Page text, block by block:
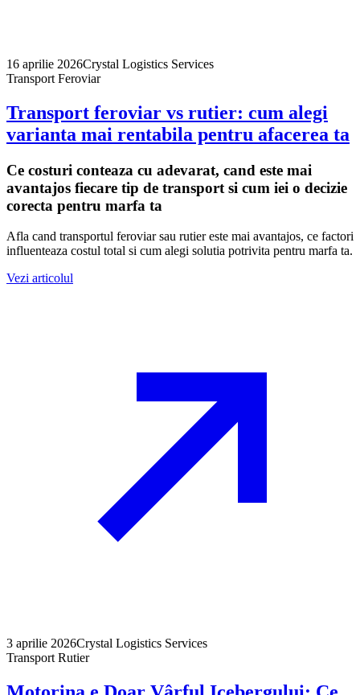
16 aprilie 2026Crystal Logistics Services
Transport Feroviar
Transport feroviar vs rutier: cum alegi
varianta mai rentabila pentru afacerea ta
Ce costuri conteaza cu adevarat, cand este mai
avantajos fiecare tip de transport si cum iei o decizie
corecta pentru marfa ta
Afla cand transportul feroviar sau rutier este mai avantajos, ce factori
influenteaza costul total si cum alegi solutia potrivita pentru marfa ta.
Vezi articolul
3 aprilie 2026Crystal Logistics Services
Transport Rutier